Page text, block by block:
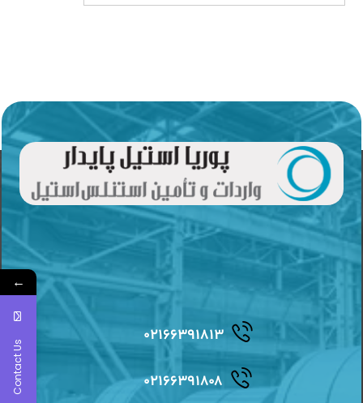
۰۲۱۶۶۳۹۱۸۱۳
۰۲۱۶۶۳۹۱۸۰۸
←
Contact Us